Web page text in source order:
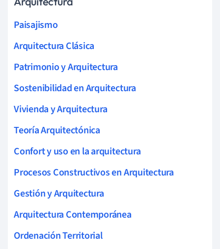
Paisajismo
Arquitectura Clásica
Patrimonio y Arquitectura
Sostenibilidad en Arquitectura
Vivienda y Arquitectura
Teoría Arquitectónica
Confort y uso en la arquitectura
Procesos Constructivos en Arquitectura
Gestión y Arquitectura
Arquitectura Contemporánea
Ordenación Territorial